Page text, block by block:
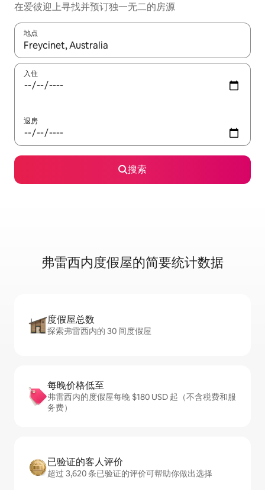
在爱彼迎上寻找并预订独一无二的房源
地点
如有搜索结果，请使用上下方向键查看，或通过点击或滑动手势
入住
退房
搜索
弗雷西内度假屋的简要统计数据
度假屋总数
探索弗雷西内的 30 间度假屋
每晚价格低至
弗雷西内的度假屋每晚 $180 USD 起（不含税费和服
务费）
已验证的客人评价
超过 3,620 条已验证的评价可帮助你做出选择